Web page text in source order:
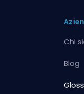
Chi
Blog